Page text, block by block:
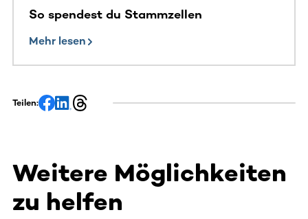
So spendest du Stammzellen
Mehr lesen
Teilen:
Weitere Möglichkeiten
zu helfen